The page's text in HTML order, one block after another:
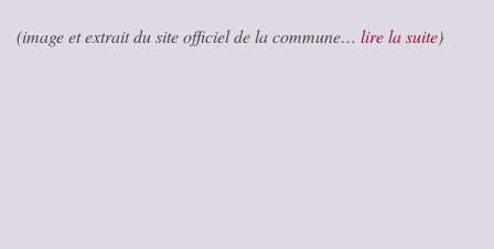
(image et extrait du site officiel de la commune… lire la suite)